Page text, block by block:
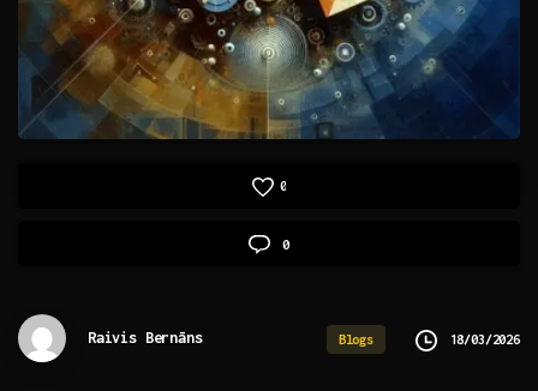
0
0
Raivis Bernāns Blogs 18/03/2026